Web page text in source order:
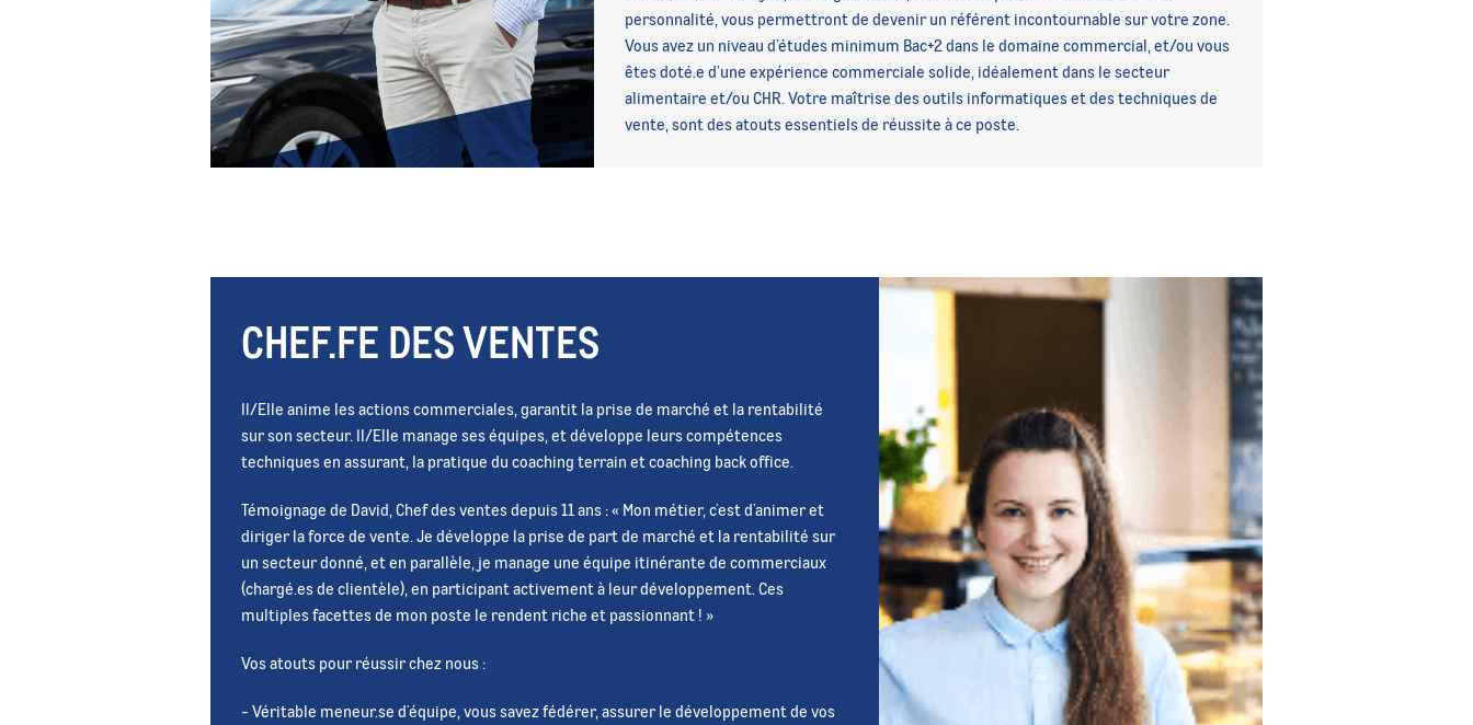
personnalité, vous permettront de devenir un référent incontournable sur votre zone.
Vous avez un niveau d’études minimum Bac+2 dans le domaine commercial, et/ou vous
êtes doté.e d’une expérience commerciale solide, idéalement dans le secteur
alimentaire et/ou CHR. Votre maîtrise des outils informatiques et des techniques de
vente, sont des atouts essentiels de réussite à ce poste.
CHEF.FE DES VENTES
Il/Elle anime les actions commerciales, garantit la prise de marché et la rentabilité
sur son secteur. Il/Elle manage ses équipes, et développe leurs compétences
techniques en assurant, la pratique du coaching terrain et coaching back office.
Témoignage de David, Chef des ventes depuis 11 ans : « Mon métier, c'est d'animer et
diriger la force de vente. Je développe la prise de part de marché et la rentabilité sur
un secteur donné, et en parallèle, je manage une équipe itinérante de commerciaux
(chargé.es de clientèle), en participant activement à leur développement. Ces
multiples facettes de mon poste le rendent riche et passionnant ! »
Vos atouts pour réussir chez nous :
- Véritable meneur.se d'équipe, vous savez fédérer, assurer le développement de vos